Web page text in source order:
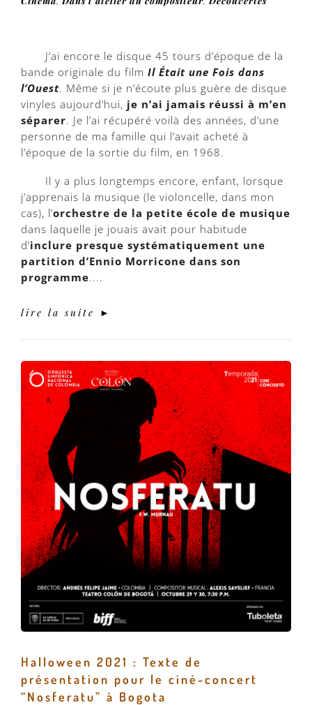
J’ai encore le disque 45 tours d’époque de la
bande originale du film Il Était une Fois dans
l’Ouest. Même si je n’écoute plus guère de disque
vinyles aujourd’hui, je n’ai jamais réussi à m’en
séparer. Je l’ai récupéré voilà des années, d’une
personne de ma famille qui l’avait acheté à
l’époque de la sortie du film, en 1968.
Il y a plus longtemps encore, enfant, lorsque
j’apprenais la musique (le violoncelle, dans mon
cas), l’orchestre de la petite école de musique
dans laquelle je jouais avait pour habitude
d’inclure presque systématiquement une
partition d’Ennio Morricone dans son
programme....
lire la suite ►
Halloween 2021 : Texte de
présentation pour le ciné-concert
“Nosferatu” à Bogota